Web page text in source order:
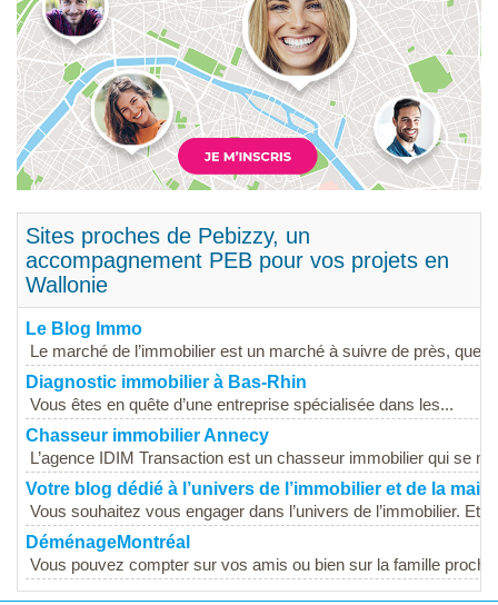
Sites proches de Pebizzy, un
accompagnement PEB pour vos projets en
Wallonie
Le Blog Immo
Le marché de l’immobilier est un marché à suivre de près, que...
Diagnostic immobilier à Bas-Rhin
Vous êtes en quête d’une entreprise spécialisée dans les...
Chasseur immobilier Annecy
L’agence IDIM Transaction est un chasseur immobilier qui se
Votre blog dédié à l’univers de l’immobilier et de la
Vous souhaitez vous engager dans l’univers de l’immobilier. Et
DéménageMontréal
Vous pouvez compter sur vos amis ou bien sur la famille proche